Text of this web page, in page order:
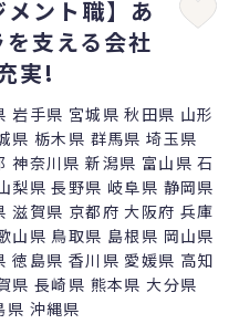
メント職】あ
支える会社
実!
岩手県 宮城県 秋田県 山形
県 栃木県 群馬県 埼玉県
神奈川県 新潟県 富山県 石
梨県 長野県 岐阜県 静岡県
滋賀県 京都府 大阪府 兵庫
山県 鳥取県 島根県 岡山県
徳島県 香川県 愛媛県 高知
県 長崎県 熊本県 大分県
県 沖縄県